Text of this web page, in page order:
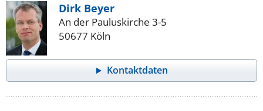
Dirk Beyer
An der Pauluskirche 3-5
50677 Köln
Kontaktdaten